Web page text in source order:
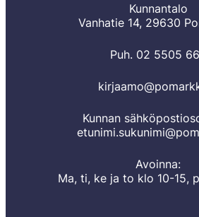
Kunnantalo
Vanhatie 14, 29630
Puh. 02 5505
Kunnan
Avoinna:
Ma, ti, ke ja to klo 10-15,